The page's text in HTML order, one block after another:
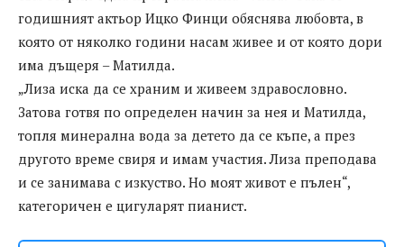
годишният актьор Ицко Финци обяснява любовта, в
която от няколко години насам живее и от която дори
има дъщеря – Матилда.
„Лиза иска да се храним и живеем здравословно.
Затова готвя по определен начин за нея и Матилда,
топля минерална вода за детето да се къпе, а през
другото време свиря и имам участия. Лиза преподава
и се занимава с изкуство. Но моят живот е пълен“,
категоричен е цигуларят пианист.